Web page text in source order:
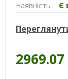
Наявність:
Є